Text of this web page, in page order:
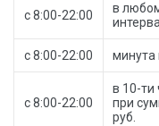
с 8:00-22:00
в
с 8:00-22:00 минута
с 8:00-22:00
в 10-ти
при
руб.